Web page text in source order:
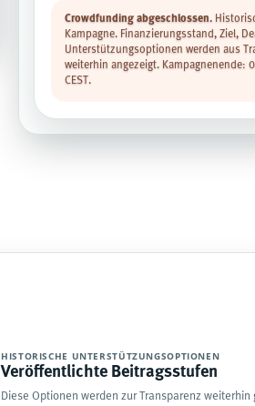
Crowdfunding abgeschlossen.
Kampagne. Finanzierungsstand, Ziel,
Unterstützungsoptionen werden aus
weiterhin angezeigt. Kampagnenende:
CEST.
HISTORISCHE UNTERSTÜTZUNGSOPTIONEN
Veröffentlichte Beitragsstufen
Diese Optionen werden zur Transparenz